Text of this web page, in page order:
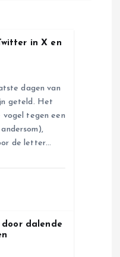
in X en
dagen van
geteld. Het
vogel tegen een
de letter…
dalende